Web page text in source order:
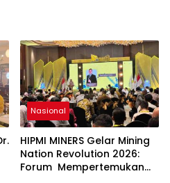
Nasional
HIPMI MINERS Gelar Mining
Nation Revolution 2026:
Forum Mempertemukan